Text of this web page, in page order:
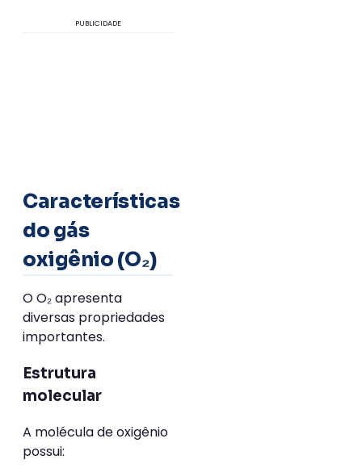
PUBLICIDADE
Características
do gás
oxigênio (O₂)
O O₂ apresenta
diversas propriedades
importantes.
Estrutura
molecular
A molécula de oxigênio
possui: